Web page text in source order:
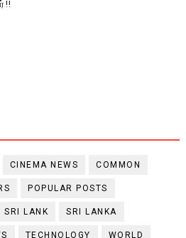
CINEMA NEWS COMMON
POPULAR POSTS
SRI LANK SRI LANKA
TECHNOLOGY WORLD